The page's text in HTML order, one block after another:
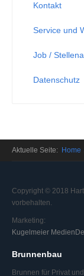
Kontakt
Service und
Job /
Datenschutz
Aktuelle Seite: Home
Copyright © 2018
vorbehalten.
Marketing:
Kugelmeier
Brunnenbau
Brunnen für Privat